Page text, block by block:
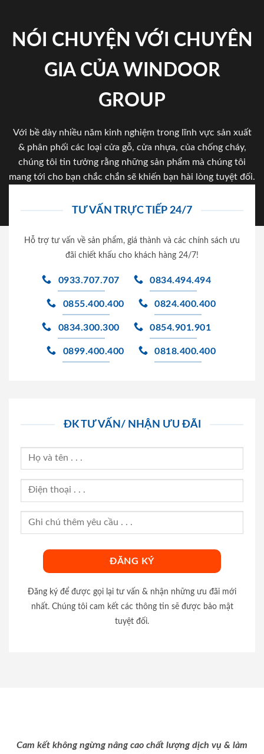
NÓI CHUYỆN VỚI CHUYÊN
GIA CỦA WINDOOR
GROUP
Với bề dày nhiều năm kinh nghiệm trong lĩnh vực sản xuất
& phân phối các loại cửa gỗ, cửa nhựa, của chống cháy,
chúng tôi tin tưởng rằng những sản phẩm mà chúng tôi
mang tới cho bạn chắc chắn sẽ khiến bạn hài lòng tuyệt đối.
TƯ VẤN TRỰC TIẾP 24/7
Hỗ trợ tư vấn về sản phẩm, giá thành và các chính sách ưu
đãi chiết khấu cho khách hàng 24/7!
0933.707.707 0834.494.494
0855.400.400 0824.400.400
0834.300.300 0854.901.901
0899.400.400 0818.400.400
ĐK TƯ VẤN/ NHẬN ƯU ĐÃI
Đăng ký để được gọi lại tư vấn & nhận những ưu đãi mới
nhất. Chúng tôi cam kết các thông tin sẽ được bảo mật
tuyệt đối.
Cam kết không ngừng nâng cao chất lượng dịch vụ & làm